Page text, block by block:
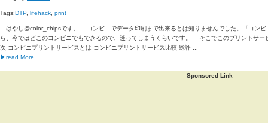
Tags:DTP lifehack print
はやし@color_chipsです。 コンビニでデータ印刷まで出来るとは知りませんでした。『コン
ら、今ではどこのコンビニでもできるので、迷ってしまうくらいです。 そこでこのプリントサー
次 コンビニプリントサービスとは コンビニプリントサービス比較 総評 ...
▶read More
Sponsored Link